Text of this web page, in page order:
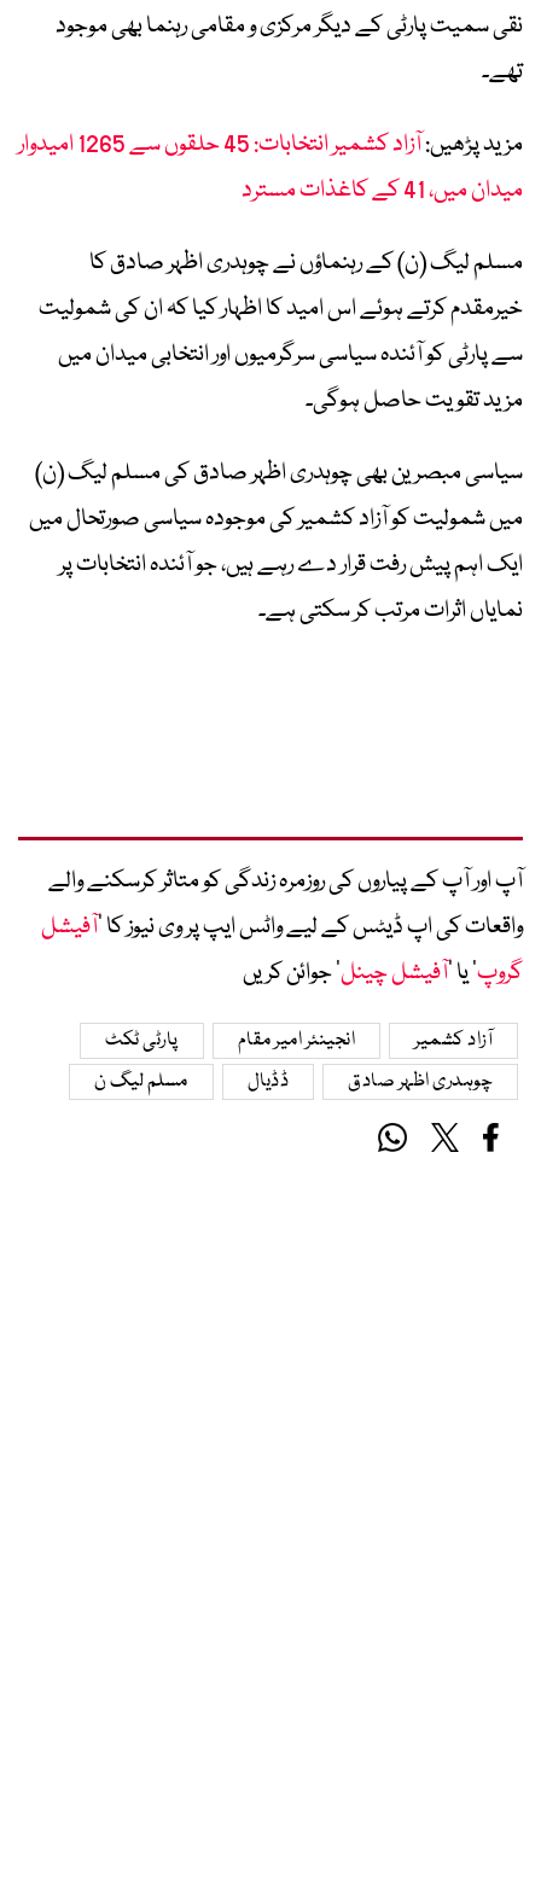
نقی سمیت پارٹی کے دیگر مرکزی و مقامی رہنما بھی موجود
تھے۔
مزید پڑھیں:
آزاد کشمیر انتخابات: 45 حلقوں سے 1265 امیدوار
میدان میں، 41 کے کاغذات مسترد
مسلم لیگ (ن) کے رہنماؤں نے چوہدری اظہر صادق کا
خیرمقدم کرتے ہوئے اس امید کا اظہار کیا کہ ان کی شمولیت
سے پارٹی کو آئندہ سیاسی سرگرمیوں اور انتخابی میدان میں
مزید تقویت حاصل ہوگی۔
سیاسی مبصرین بھی چوہدری اظہر صادق کی مسلم لیگ (ن)
میں شمولیت کو آزاد کشمیر کی موجودہ سیاسی صورتحال میں
ایک اہم پیش رفت قرار دے رہے ہیں، جو آئندہ انتخابات پر
نمایاں اثرات مرتب کر سکتی ہے۔
آپ اور آپ کے پیاروں کی روزمرہ زندگی کو متاثر کرسکنے والے
واقعات کی اپ ڈیٹس کے لیے واٹس ایپ پر وی نیوز کا ’آفیشل
گروپ‘ یا ’آفیشل چینل‘ جوائن کریں
آزاد کشمیر انجینئر امیر مقام
پارٹی ٹکٹ
چوہدری اظہر صادق
ڈڈیال مسلم لیگ ن